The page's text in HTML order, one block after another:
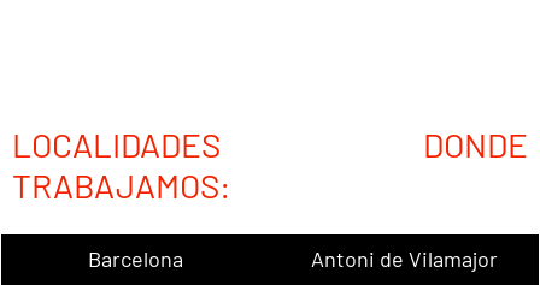
LOCALIDADES DONDE
TRABAJAMOS:
Barcelona
Antoni de Vilamajor